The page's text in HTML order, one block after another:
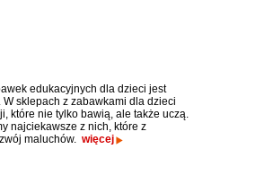
edukacyjnych dla dzieci jest
sklepach z zabawkami dla dzieci
które nie tylko bawią, ale także uczą.
najciekawsze z nich, które z
maluchów. więcej